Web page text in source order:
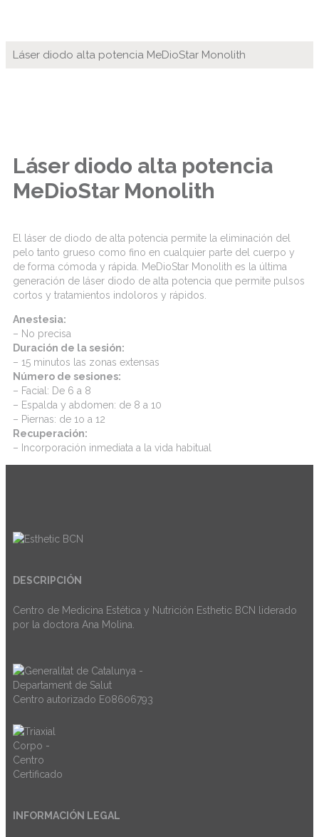
Láser diodo alta potencia MeDioStar Monolith
Láser diodo alta potencia
MeDioStar Monolith
El láser de diodo de alta potencia permite la eliminación del
pelo tanto grueso como fino en cualquier parte del cuerpo y
de forma cómoda y rápida. MeDioStar Monolith es la última
generación de láser diodo de alta potencia que permite pulsos
cortos y tratamientos indoloros y rápidos.
Anestesia:
– No precisa
Duración de la sesión:
– 15 minutos las zonas extensas
Número de sesiones:
– Facial: De 6 a 8
– Espalda y abdomen: de 8 a 10
– Piernas: de 1o a 12
Recuperación:
– Incorporación inmediata a la vida habitual
DESCRIPCIÓN
Centro de Medicina Estética y Nutrición Esthetic BCN liderado
por la doctora Ana Molina.
Centro autorizado E08606793
INFORMACIÓN LEGAL